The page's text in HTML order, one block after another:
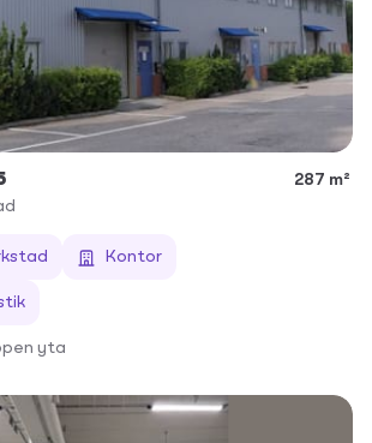
287 m²
Kontor
yta